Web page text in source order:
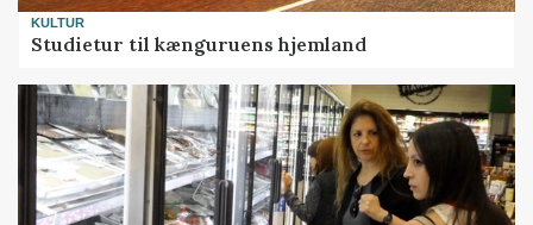
KULTUR
Studietur til kænguruens hjemland